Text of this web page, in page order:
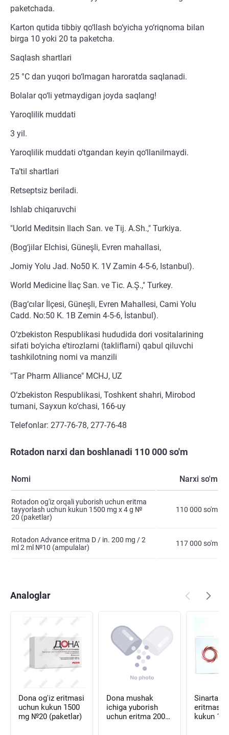
paketchada.
Karton qutida tibbiy qo‘llash bo‘yicha yo‘riqnoma bilan
birga 10 yoki 20 ta paketcha.
Saqlash shartlari
25 °C dan yuqori bo‘lmagan haroratda saqlanadi.
Bolalar qo‘li yetmaydigan joyda saqlang!
Yaroqlilik muddati
3 yil.
Yaroqlilik muddati o‘tgandan keyin qo‘llanilmaydi.
Ta’til shartlari
Retseptsiz beriladi.
Ishlab chiqaruvchi
"Uorld Meditsin Ilach San. ve Tij. A.Sh.," Turkiya.
(Bog‘jilar Elchisi, Güneşli, Evren mahallasi,
Jomiy Yolu Jad. No50 K. 1V Zamin 4-5-6, Istanbul).
World Medicine İlaç San. ve Tic. A.Ş.," Turkey.
(Bag‘cılar İlçesi, Güneşli, Evren Mahallesi, Cami Yolu
Cadd. No:50 K. 1B Zemin 4-5-6, İstanbul).
O‘zbekiston Respublikasi hududida dori vositalarining
sifati bo‘yicha e’tirozlarni (takliflarni) qabul qiluvchi
tashkilotning nomi va manzili
"Tar Pharm Alliance" MCHJ, UZ
O‘zbekiston Respublikasi, Toshkent shahri, Mirobod
tumani, Sayxun ko‘chasi, 166-uy
Telefonlar: 277-76-78, 277-76-48
Rotadon narxi dan boshlanadi 110 000 so'm
Nomi Narxi so'm
Rotadon og'iz orqali yuborish uchun eritma
tayyorlash uchun kukun 1500 mg x 4 g №
20 (paketlar)
110 000 so'm
Rotadon Advance eritma D / in. 200 mg / 2
ml 2 ml №10 (ampulalar)
117 000 so'm
Analoglar
Dona og'iz eritmasi
uchun kukun 1500
mg №20 (paketlar)
Dona mushak
ichiga yuborish
uchun eritma 200
Sinarta og'iz
eritmasi
kukun